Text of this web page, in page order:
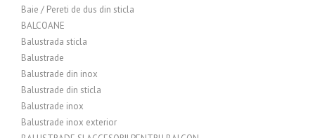
Baie / Pereti de dus din sticla
BALCOANE
Balustrada sticla
Balustrade
Balustrade din inox
Balustrade din sticla
Balustrade inox
Balustrade inox exterior